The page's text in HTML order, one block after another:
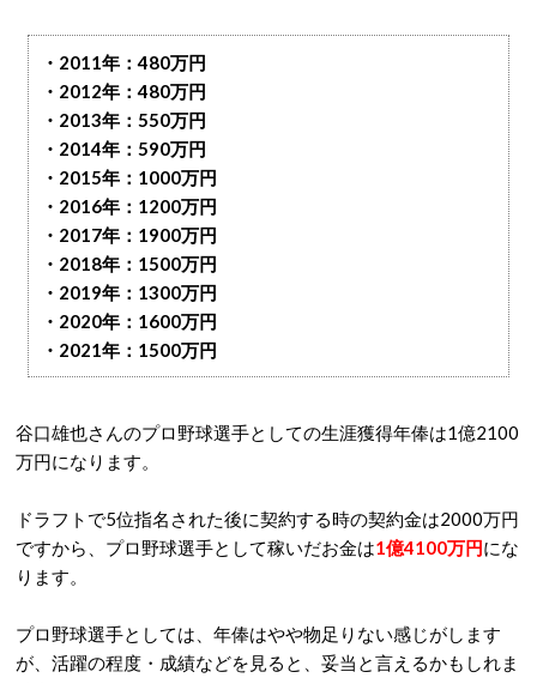
・2011年：480万円
・2012年：480万円
・2013年：550万円
・2014年：590万円
・2015年：1000万円
・2016年：1200万円
・2017年：1900万円
・2018年：1500万円
・2019年：1300万円
・2020年：1600万円
・2021年：1500万円
谷口雄也さんのプロ野球選手としての生涯獲得年俸は1億2100
万円になります。
ドラフトで5位指名された後に契約する時の契約金は2000万円
ですから、プロ野球選手として稼いだお金は1億4100万円にな
ります。
プロ野球選手としては、年俸はやや物足りない感じがします
が、活躍の程度・成績などを見ると、妥当と言えるかもしれま